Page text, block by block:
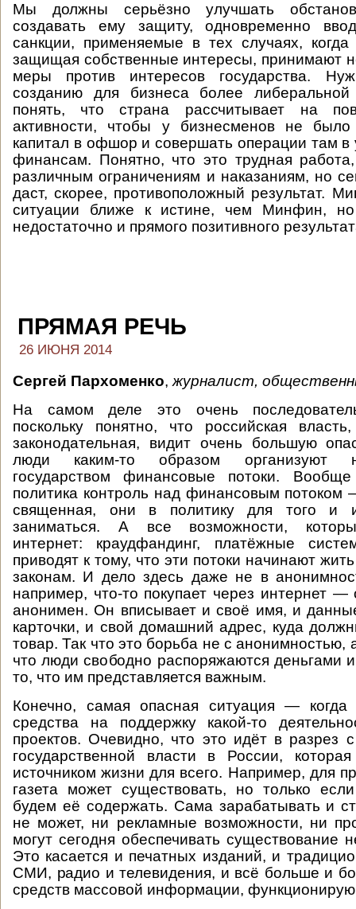
Мы должны серьёзно улучшать
создавать ему защиту, одновременно
санкции, применяемые в тех случаях, когда
защищая собственные интересы, принимают
меры против интересов государства.
созданию для бизнеса более либеральной
понять, что страна рассчитывает на
активности, чтобы у бизнесменов не было
капитал в офшор и совершать операции там
финансам. Понятно, что это трудная
различным ограничениям и наказаниям, но
даст, скорее, противоположный результат.
ситуации ближе к истине, чем Минфин,
недостаточно и прямого позитивного
ПРЯМАЯ РЕЧЬ
26 ИЮНЯ 2014
Сергей Пархоменко, журналист,
На самом деле это очень
поскольку понятно, что российская
законодательная, видит очень большую
люди каким-то образом организуют
государством финансовые потоки.
политика контроль над финансовым
священная, они в политику для того и
заниматься. А все возможности,
интернет: краудфандинг, платёжные
приводят к тому, что эти потоки начинают
законам. И дело здесь даже не в
например, что-то покупает через интернет
анонимен. Он вписывает и своё имя, и
карточки, и свой домашний адрес, куда
товар. Так что это борьба не с анонимностью,
что люди свободно распоряжаются деньгами
то, что им представляется важным.
Конечно, самая опасная ситуация —
средства на поддержку какой-то
проектов. Очевидно, что это идёт в разрез
государственной власти в России,
источником жизни для всего. Например, для
газета может существовать, но только
будем её содержать. Сама зарабатывать и
не может, ни рекламные возможности, ни
могут сегодня обеспечивать существование
Это касается и печатных изданий, и
СМИ, радио и телевидения, и всё больше и
средств массовой информации,